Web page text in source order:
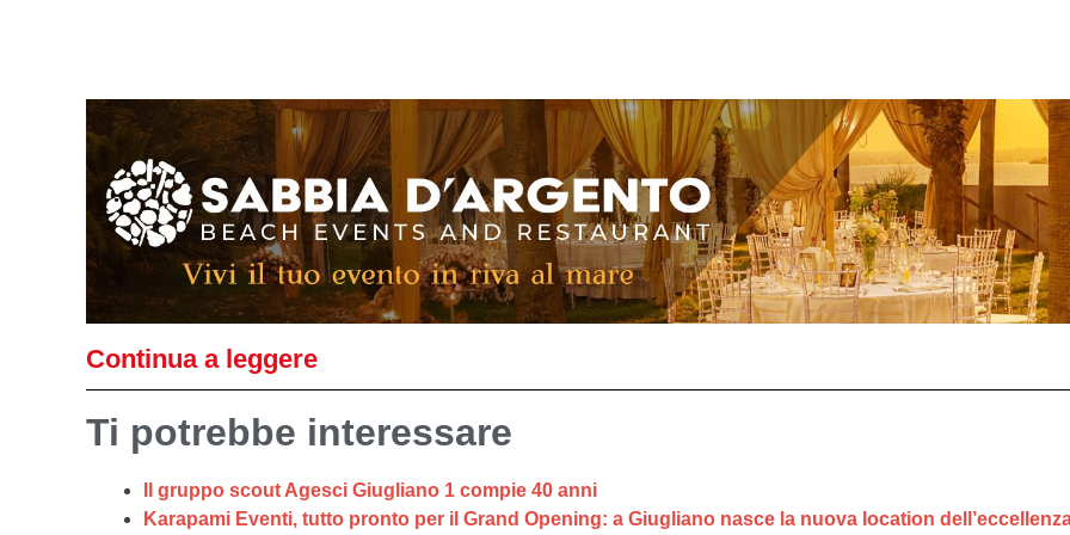
Continua a leggere
Ti potrebbe interessare
Il gruppo scout Agesci Giugliano 1 compie 40 anni
Karapami Eventi, tutto pronto per il Grand Opening: a Giugliano nasce la nuova location